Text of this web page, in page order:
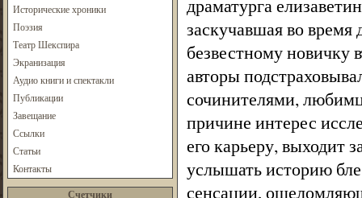
Исторические хроники
Поэзия
Театр Шекспира
Экранизация
Аудио книги и спектакли
Публикации
Завещание
Ссылки
Статьи
Контакты
Счетчики
драматурга
заскучавшая во время
безвестному новичку
авторы
сочинителями,
причине интерес
его карьеру, выходит
услышать историю
сенсации,